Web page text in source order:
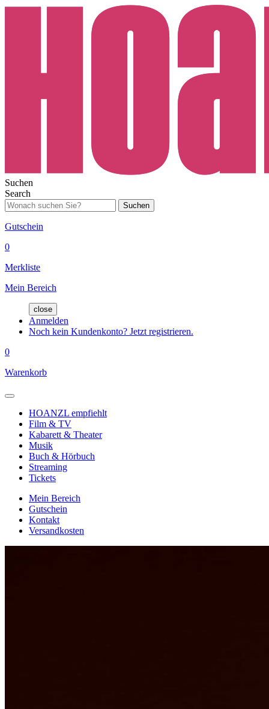
Suchen
Search
Suchen
Gutschein
0
Merkliste
Mein Bereich
close
Anmelden
Noch kein Kundenkonto? Jetzt registrieren.
0
Warenkorb
HOANZL empfiehlt
Film & TV
Kabarett & Theater
Musik
Buch & Hörbuch
Streaming
Tickets
Mein Bereich
Gutschein
Kontakt
Versandkosten